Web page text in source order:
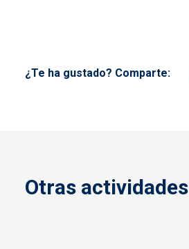
¿Te ha gustado? Comparte:
Otras actividades